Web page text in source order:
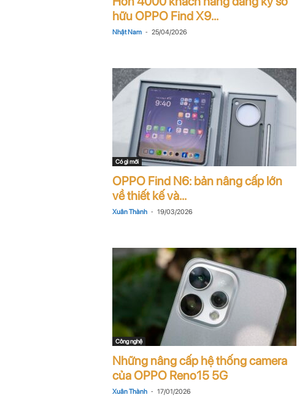
n
.
c
o
m
hữu OPPO Find X9...
Nhật Nam - 25/04/2026
Có gì mới
OPPO Find N6: bản nâng cấp lớn
về thiết kế và...
Xuân Thành - 19/03/2026
Công nghệ
Những nâng cấp hệ thống camera
của OPPO Reno15 5G
Xuân Thành - 17/01/2026